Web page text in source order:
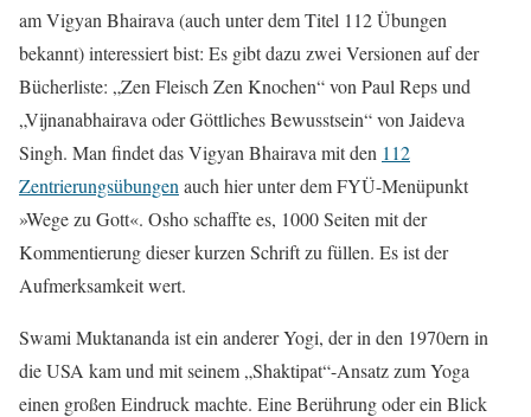
am Vigyan Bhairava (auch unter dem Titel 112 Übungen
bekannt) interessiert bist: Es gibt dazu zwei Versionen auf der
Bücherliste: „Zen Fleisch Zen Knochen“ von Paul Reps und
„Vijnanabhairava oder Göttliches Bewusstsein“ von Jaideva
Singh. Man findet das Vigyan Bhairava mit den 112
Zentrierungsübungen auch hier unter dem FYÜ-Menüpunkt
»Wege zu Gott«. Osho schaffte es, 1000 Seiten mit der
Kommentierung dieser kurzen Schrift zu füllen. Es ist der
Aufmerksamkeit wert.
Swami Muktananda ist ein anderer Yogi, der in den 1970ern in
die USA kam und mit seinem „Shaktipat“-Ansatz zum Yoga
einen großen Eindruck machte. Eine Berührung oder ein Blick